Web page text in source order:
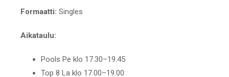
Formaatti: Singles
Aikataulu:
Pools Pe klo 17.30–19.45
Top 8 La klo 17.00–19.00